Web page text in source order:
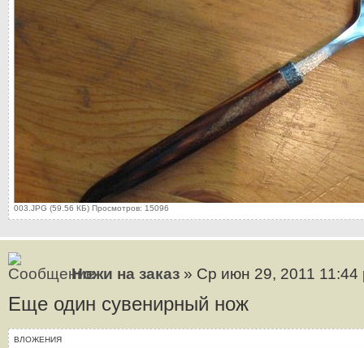
003.JPG (59.56 КБ) Просмотров: 15096
Ножи на заказ » Ср июн 29, 2011 11:44
Еще один сувенирный нож
ВЛОЖЕНИЯ